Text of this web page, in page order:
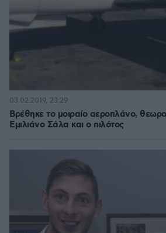
Βρέθηκε το μοιραίο αεροπλάνο,
Εμιλιάνο Σάλα και ο πιλότος
03.02.2019, 23:29